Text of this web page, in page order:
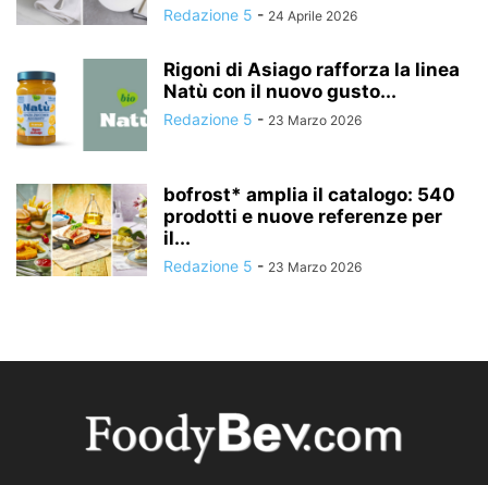
Redazione 5 - 24 Aprile 2026
Rigoni di Asiago rafforza la linea
Natù con il nuovo gusto...
Redazione 5 - 23 Marzo 2026
bofrost* amplia il catalogo: 540
prodotti e nuove referenze per
il...
Redazione 5 - 23 Marzo 2026